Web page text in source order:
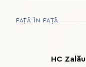
FAȚĂ ÎN FAȚĂ
HC Zalău